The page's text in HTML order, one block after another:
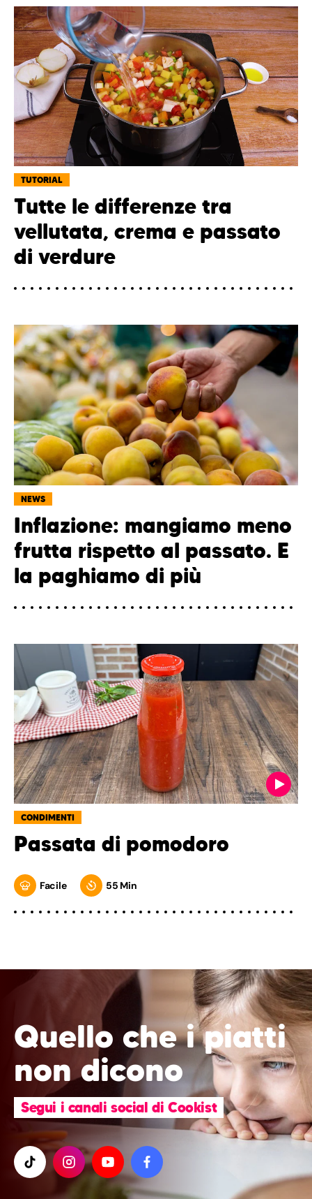
TUTORIAL
Tutte le differenze tra
vellutata, crema e passato
di verdure
NEWS
Inflazione: mangiamo meno
frutta rispetto al passato. E
la paghiamo di più
CONDIMENTI
Passata di pomodoro
Facile 55 Min
Quello che i piatti
non dicono
Segui i canali social di Cookist